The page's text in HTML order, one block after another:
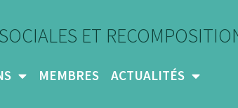
ET
MEMBRES
ACTUALITÉS